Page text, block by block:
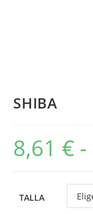
SHIBA
8,61 € -
TALLA